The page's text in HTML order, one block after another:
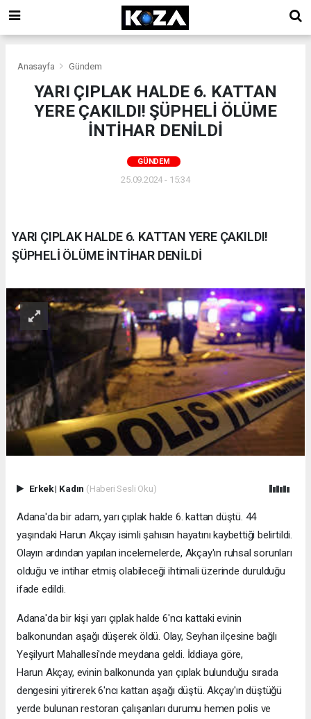
Anasayfa Gündem
YARI ÇIPLAK HALDE 6. KATTAN
YERE ÇAKILDI! ŞÜPHELİ ÖLÜME
İNTİHAR DENİLDİ
GÜNDEM
25.09.2024 - 15:34
YARI ÇIPLAK HALDE 6. KATTAN YERE ÇAKILDI!
ŞÜPHELİ ÖLÜME İNTİHAR DENİLDİ
Erkek| Kadın (Haberi Sesli Oku)
Adana'da bir adam, yarı çıplak halde 6. kattan düştü. 44
yaşındaki Harun Akçay isimli şahısın hayatını kaybettiği belirtildi.
Olayın ardından yapılan incelemelerde, Akçay'ın ruhsal sorunları
olduğu ve intihar etmiş olabileceği ihtimali üzerinde durulduğu
ifade edildi.
Adana'da bir kişi yarı çıplak halde 6'ncı kattaki evinin
balkonundan aşağı düşerek öldü. Olay, Seyhan ilçesine bağlı
Yeşilyurt Mahallesi'nde meydana geldi. İddiaya göre,
Harun Akçay, evinin balkonunda yarı çıplak bulunduğu sırada
dengesini yitirerek 6'ncı kattan aşağı düştü. Akçay'ın düştüğü
yerde bulunan restoran çalışanları durumu hemen polis ve